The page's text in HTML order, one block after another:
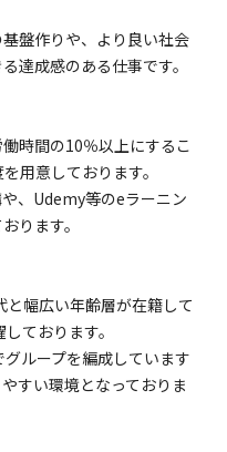
盤作りや、より良い社会
達成感のある仕事です。
時間の10％以上にするこ
用意しております。
、Udemy等のeラーニン
ります。
幅広い年齢層が在籍して
ております。
ループを編成しています
すい環境となっておりま